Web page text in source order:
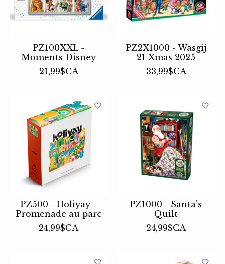
PZ100XXL -
Moments Disney
21,99$CA
PZ2X1000 - Wasgij
21 Xmas 2025
33,99$CA
PZ500 - Holiyay -
Promenade au parc
24,99$CA
PZ1000 - Santa's
Quilt
24,99$CA